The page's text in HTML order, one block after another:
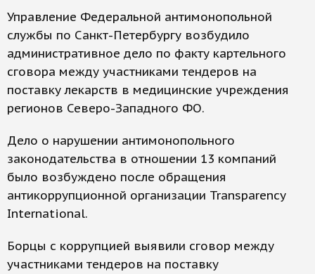
Управление Федеральной антимонопольной
службы по Санкт-Петербургу возбудило
административное дело по факту картельного
сговора между участниками тендеров на
поставку лекарств в медицинские учреждения
регионов Северо-Западного ФО.
Дело о нарушении антимонопольного
законодательства в отношении 13 компаний
было возбуждено после обращения
антикоррупционной организации Transparency
International.
Борцы с коррупцией выявили сговор между
участниками тендеров на поставку